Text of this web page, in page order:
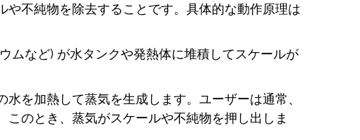
不純物を除去することです。具体的な動作原理は
ムなど) が水タンクや発熱体に堆積してスケールが
を加熱して蒸気を生成します。ユーザーは通常、
のとき、蒸気がスケールや不純物を押し出しま